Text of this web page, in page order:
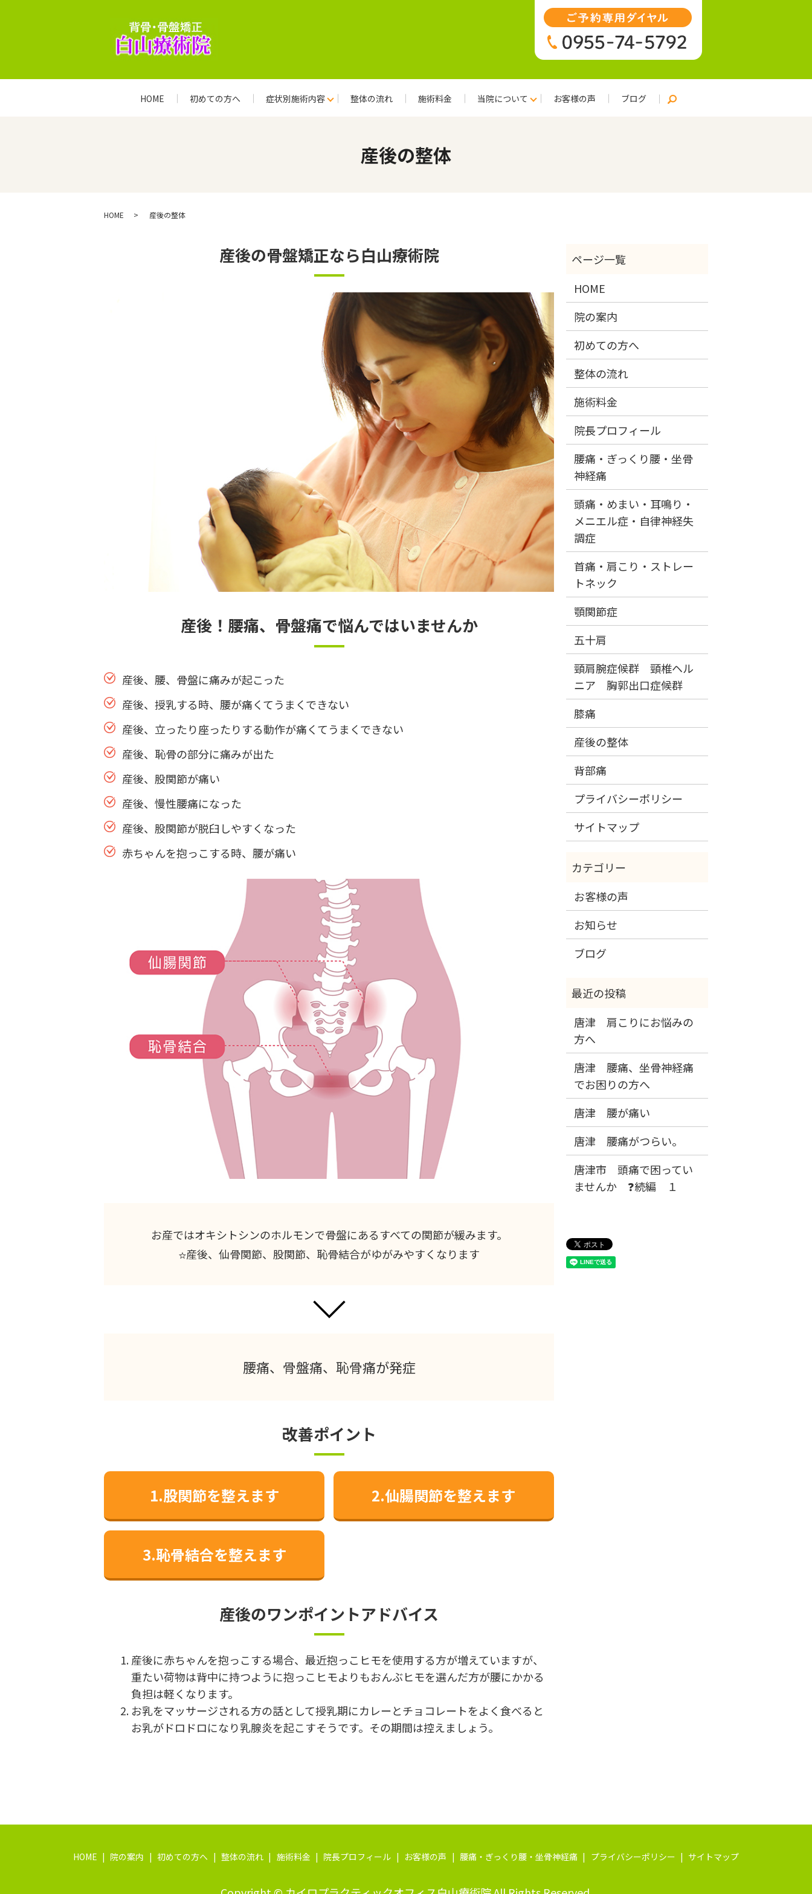
HOME 初めての方へ 症状別施術内容 整体の流れ 施術料金 当院について お客様の声 ブログ search
産後の整体
HOME 産後の整体
産後の骨盤矯正なら白山療術院
産後！腰痛、骨盤痛で悩んではいませんか
産後、腰、骨盤に痛みが起こった
産後、授乳する時、腰が痛くてうまくできない
産後、立ったり座ったりする動作が痛くてうまくできない
産後、恥骨の部分に痛みが出た
産後、股関節が痛い
産後、慢性腰痛になった
産後、股関節が脱臼しやすくなった
赤ちゃんを抱っこする時、腰が痛い
お産ではオキシトシンのホルモンで骨盤にあるすべての関節が緩みます。
産後、仙骨関節、股関節、恥骨結合がゆがみやすくなります
腰痛、骨盤痛、恥骨痛が発症
改善ポイント
1.股関節を整えます 2.仙腸関節を整えます
3.恥骨結合を整えます
産後のワンポイントアドバイス
産後に赤ちゃんを抱っこする場合、最近抱っこヒモを使用する方が増えていますが、
重たい荷物は背中に持つように抱っこヒモよりもおんぶヒモを選んだ方が腰にかかる
負担は軽くなります。
お乳をマッサージされる方の話として授乳期にカレーとチョコレートをよく食べると
お乳がドロドロになり乳腺炎を起こすそうです。その期間は控えましょう。
HOME
院の案内
初めての方へ
整体の流れ
施術料金
院長プロフィール
腰痛・ぎっくり腰・坐骨
神経痛
頭痛・めまい・耳鳴り・
メニエル症・自律神経失
調症
首痛・肩こり・ストレー
トネック
顎関節症
五十肩
頸肩腕症候群 頸椎ヘル
ニア 胸郭出口症候群
膝痛
産後の整体
背部痛
プライバシーポリシー
サイトマップ
お客様の声
お知らせ
ブログ
唐津 肩こりにお悩みの
方へ
唐津 腰痛、坐骨神経痛
でお困りの方へ
唐津 腰が痛い
唐津 腰痛がつらい。
唐津市 頭痛で困ってい
ませんか ❓続編 １
HOME 院の案内 初めての方へ 整体の流れ 施術料金 院長プロフィール お客様の声 腰痛・ぎっくり腰・坐骨神経痛 プライバシーポリシー サイトマップ